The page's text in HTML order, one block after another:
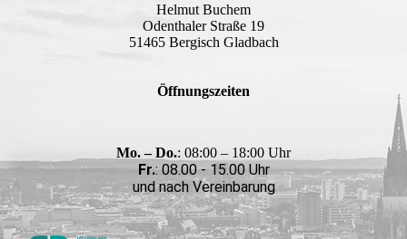
Helmut Buchem
Odenthaler Straße 19
51465 Bergisch Gladbach
Öffnungszeiten
Mo. – Do.: 08:00 – 18:00 Uhr
Fr.: 08.00 - 15.00 Uhr
und nach Vereinbarung